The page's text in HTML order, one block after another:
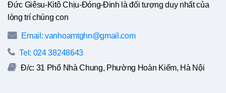
Đức Giêsu-Kitô Chịu-Đóng-Đinh là đối tượng duy nhất của
lòng trí chúng con
Email: vanhoamtghn@gmail.com
Tel: 024 38248643
Đ/c: 31 Phố Nhà Chung, Phường Hoàn Kiếm, Hà Nội